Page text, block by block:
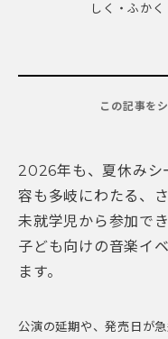
しく・ふかく
この記事を
2026年も、夏休みシ
容も多岐にわたる、
未就学児から参加で
子ども向けの音楽イ
ます。
公演の延期や、発売日が